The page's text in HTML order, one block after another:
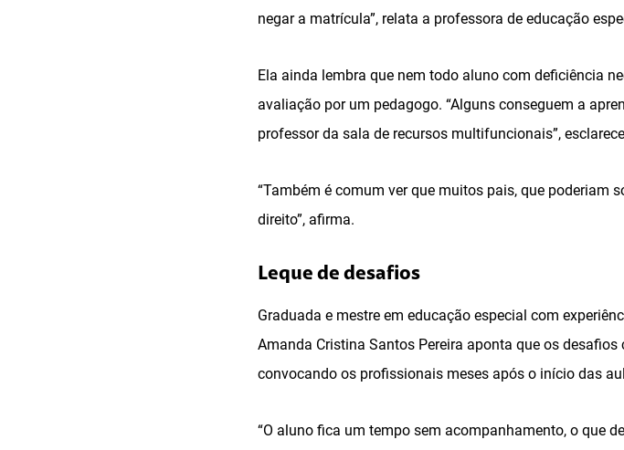
negar a matrícula”, relata a professora de educação
Ela ainda lembra que nem todo aluno com deficiência
avaliação por um pedagogo. “Alguns conseguem a
professor da sala de recursos multifuncionais”,
“Também é comum ver que muitos pais, que poderiam
direito”, afirma.
Leque de desafios
Graduada e mestre em educação especial com
Amanda Cristina Santos Pereira aponta que os
convocando os profissionais meses após o início das
“O aluno fica um tempo sem acompanhamento, o que